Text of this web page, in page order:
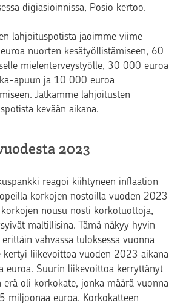
digiasioinnissa, Posio kertoo.
lahjoituspotista jaoimme viime
nuorten kesätyöllistämiseen, 60
mielenterveystyölle, 30 000 euroa
apuun ja 10 000 euroa
Jatkamme lahjoitusten
kevään aikana.
2023
reagoi kiihtyneen inflaation
korkojen nostoilla vuoden 2023
nousu nosti korkotuottoja,
maltillisina. Tämä näkyy hyvin
vahvassa tuloksessa vuonna
kertyi liikevoittoa vuoden 2023 aikana
euroa. Suurin liikevoittoa kerryttänyt
erä oli korkokate, jonka määrä vuonna
miljoonaa euroa. Korkokatteen